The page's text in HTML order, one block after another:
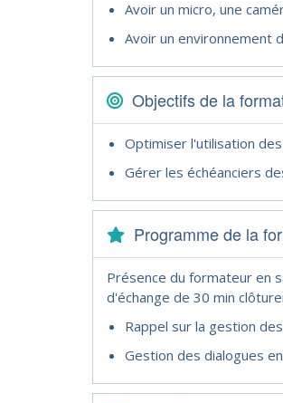
Avoir un micro, une
Avoir un environnement
Objectifs de la
Optimiser l'utilisation
Gérer les échéanciers
Programme de la
Présence du formateur en
d'échange de 30 min
Rappel sur la gestion
Gestion des dialogues